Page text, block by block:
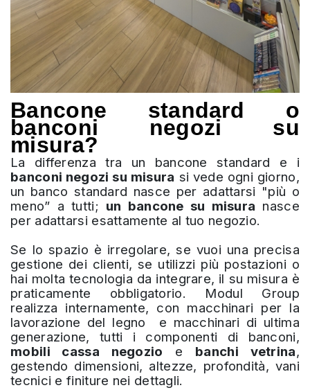
Bancone standard o
banconi negozi su
misura?
La differenza tra un bancone standard e i
banconi negozi su misura si vede ogni giorno,
un banco standard nasce per adattarsi "più o
meno” a tutti; un bancone su misura nasce
per adattarsi esattamente al tuo negozio.
Se lo spazio è irregolare, se vuoi una precisa
gestione dei clienti, se utilizzi più postazioni o
hai molta tecnologia da integrare, il su misura è
praticamente obbligatorio. Modul Group
realizza internamente, con macchinari per la
lavorazione del legno e macchinari di ultima
generazione, tutti i componenti di banconi,
mobili cassa negozio e banchi vetrina,
gestendo dimensioni, altezze, profondità, vani
tecnici e finiture nei dettagli.